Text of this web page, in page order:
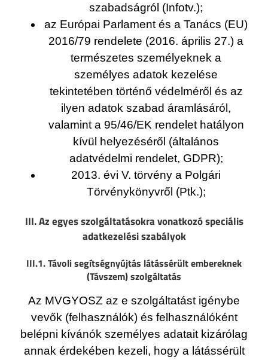
szabadságról (Infotv.);
az Európai Parlament és a Tanács (EU)
2016/79 rendelete (2016. április 27.) a
természetes személyeknek a
személyes adatok kezelése
tekintetében történő védelméről és az
ilyen adatok szabad áramlásáról,
valamint a 95/46/EK rendelet hatályon
kívül helyezéséről (általános
adatvédelmi rendelet, GDPR);
2013. évi V. törvény a Polgári
Törvénykönyvről (Ptk.);
III. Az egyes szolgáltatásokra vonatkozó speciális
adatkezelési szabályok
III.1. Távoli segítségnyújtás látássérült embereknek
(Távszem) szolgáltatás
Az MVGYOSZ az e szolgáltatást igénybe
vevők (felhasználók) és felhasználóként
belépni kívánók személyes adatait kizárólag
annak érdekében kezeli, hogy a látássérült